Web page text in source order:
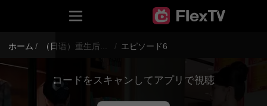
ホーム / （日语）重生后她飒爆了 / エピソード6
コードをスキャンしてアプリで視聴